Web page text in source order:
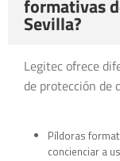
formativas
Sevilla?
Legitec ofrece
de protección de
Píldoras
concienciar a